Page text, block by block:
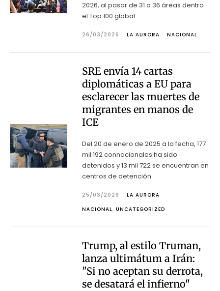
2026, al pasar de 31 a 36 áreas dentro
el Top 100 global
26/03/2026 LA AURORA NACIONAL
SRE envía 14 cartas
diplomáticas a EU para
esclarecer las muertes de
migrantes en manos de
ICE
Del 20 de enero de 2025 a la fecha, 177
mil 192 connacionales ha sido
detenidos y 13 mil 722 se encuentran en
centros de detención
25/03/2026
LA AURORA
NACIONAL, UNCATEGORIZED
Trump, al estilo Truman,
lanza ultimátum a Irán:
"Si no aceptan su derrota,
se desatará el infierno"